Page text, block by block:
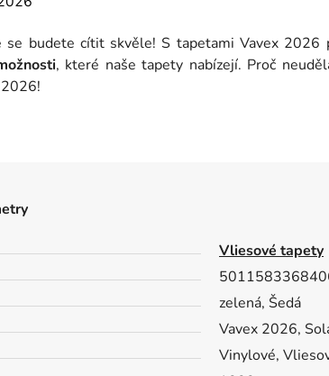
budete cítit skvěle! S tapetami Vavex 2026
, které naše tapety nabízejí. Proč
Vliesové tapety
zelená, Šedá
Vavex 2026,
Vinylové,